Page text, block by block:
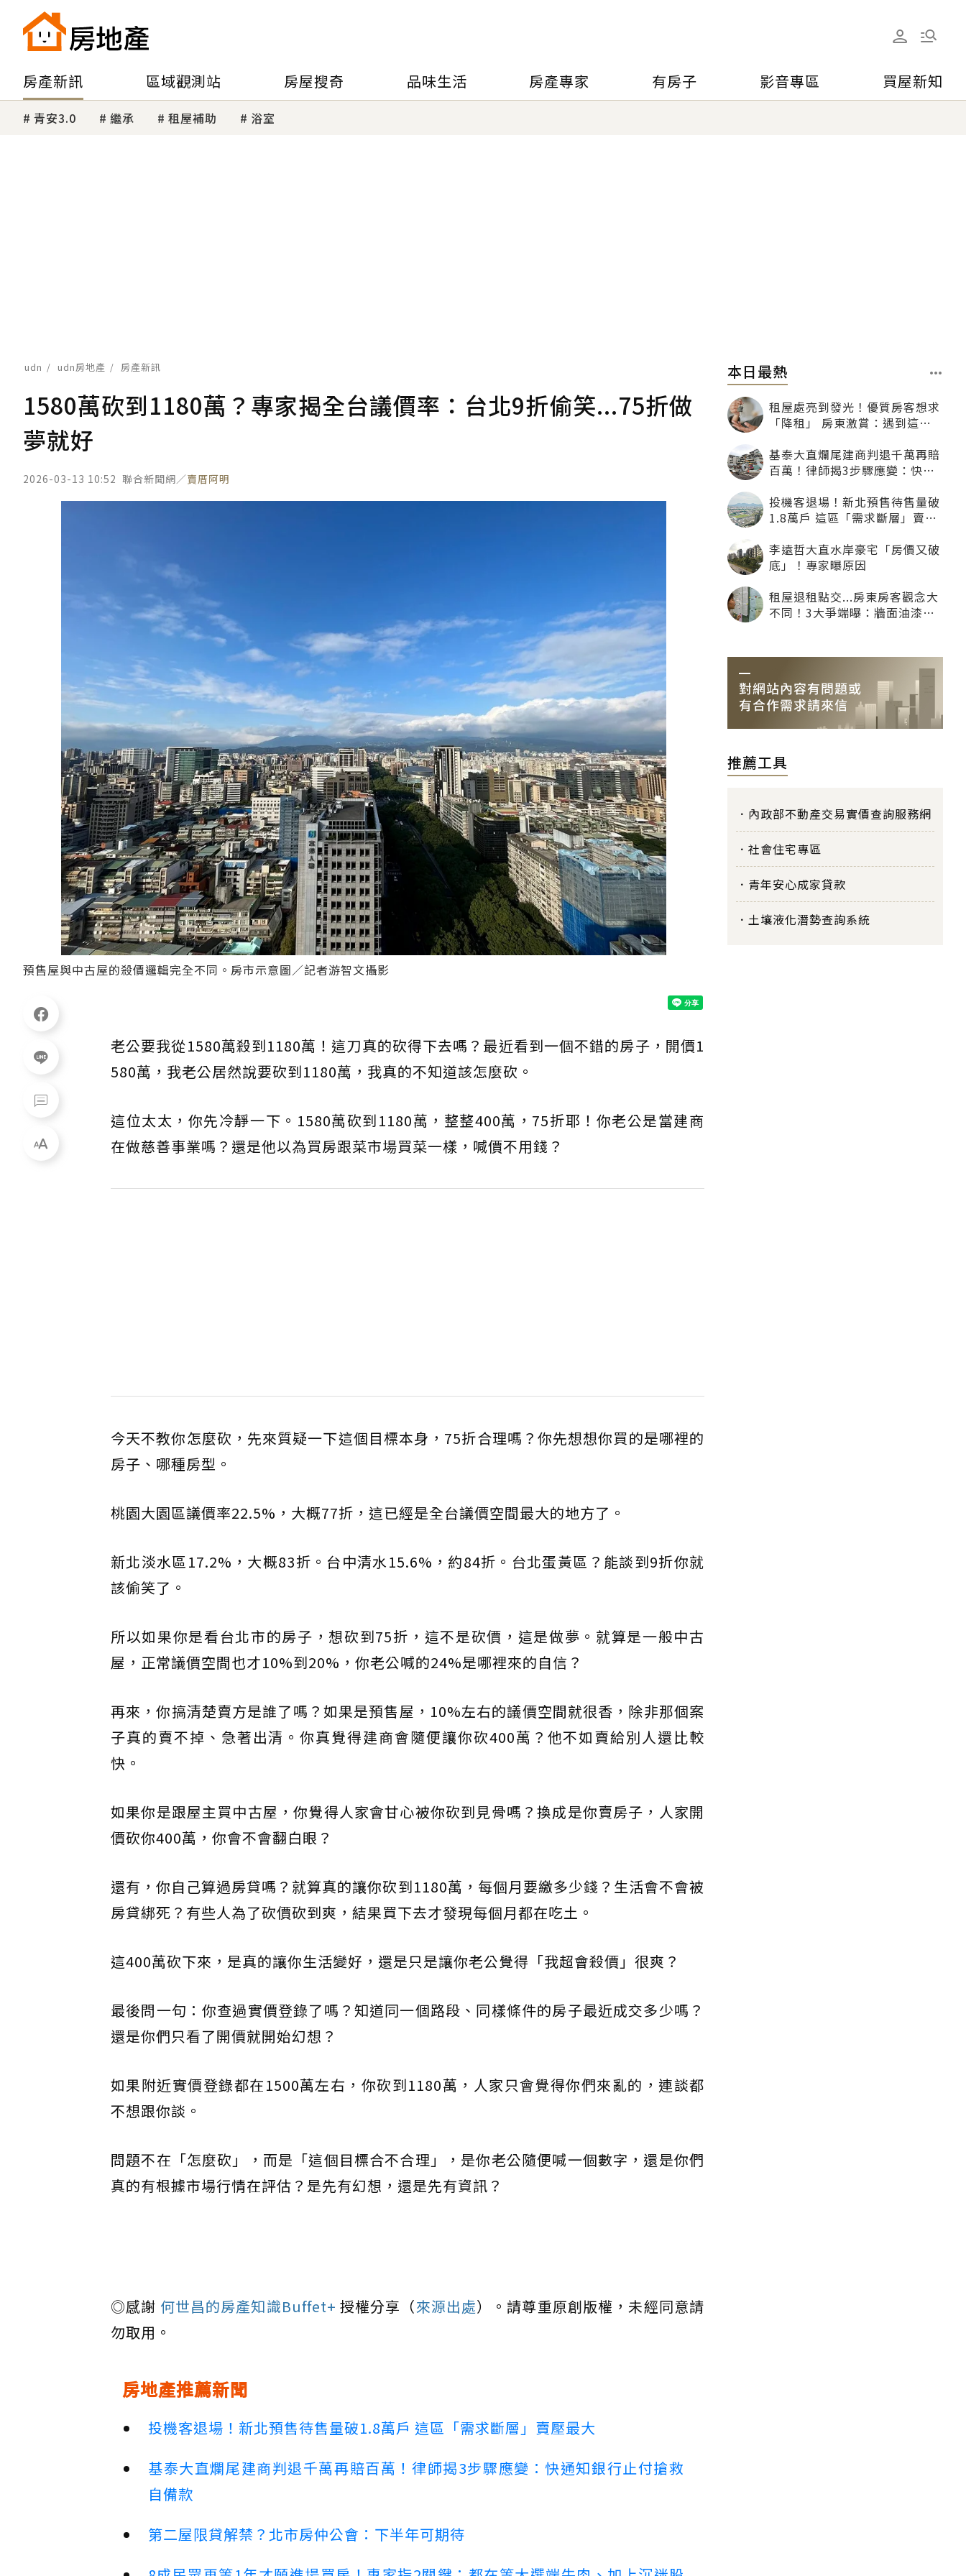
房產新訊 區域觀測站 房屋搜奇 品味生活 房產專家 有房子 影音專區 買屋新知
青安3.0 繼承 租屋補助 浴室
udn udn房地產 房產新訊
1580萬砍到1180萬？專家揭全台議價率：台北9折偷笑...75折做
夢就好
2026-03-13 10:52 聯合新聞網／賣厝阿明
預售屋與中古屋的殺價邏輯完全不同。房市示意圖／記者游智文攝影
老公要我從1580萬殺到1180萬！這刀真的砍得下去嗎？最近看到一個不錯的房子，開價1
580萬，我老公居然說要砍到1180萬，我真的不知道該怎麼砍。
這位太太，你先冷靜一下。1580萬砍到1180萬，整整400萬，75折耶！你老公是當建商
在做慈善事業嗎？還是他以為買房跟菜市場買菜一樣，喊價不用錢？
今天不教你怎麼砍，先來質疑一下這個目標本身，75折合理嗎？你先想想你買的是哪裡的
房子、哪種房型。
桃園大園區議價率22.5%，大概77折，這已經是全台議價空間最大的地方了。
新北淡水區17.2%，大概83折。台中清水15.6%，約84折。台北蛋黃區？能談到9折你就
該偷笑了。
所以如果你是看台北市的房子，想砍到75折，這不是砍價，這是做夢。就算是一般中古
屋，正常議價空間也才10%到20%，你老公喊的24%是哪裡來的自信？
再來，你搞清楚賣方是誰了嗎？如果是預售屋，10%左右的議價空間就很香，除非那個案
子真的賣不掉、急著出清。你真覺得建商會隨便讓你砍400萬？他不如賣給別人還比較
快。
如果你是跟屋主買中古屋，你覺得人家會甘心被你砍到見骨嗎？換成是你賣房子，人家開
價砍你400萬，你會不會翻白眼？
還有，你自己算過房貸嗎？就算真的讓你砍到1180萬，每個月要繳多少錢？生活會不會被
房貸綁死？有些人為了砍價砍到爽，結果買下去才發現每個月都在吃土。
這400萬砍下來，是真的讓你生活變好，還是只是讓你老公覺得「我超會殺價」很爽？
最後問一句：你查過實價登錄了嗎？知道同一個路段、同樣條件的房子最近成交多少嗎？
還是你們只看了開價就開始幻想？
如果附近實價登錄都在1500萬左右，你砍到1180萬，人家只會覺得你們來亂的，連談都
不想跟你談。
問題不在「怎麼砍」，而是「這個目標合不合理」，是你老公隨便喊一個數字，還是你們
真的有根據市場行情在評估？是先有幻想，還是先有資訊？
◎感謝 何世昌的房產知識Buffet+ 授權分享（來源出處）。請尊重原創版權，未經同意請
勿取用。
房地產推薦新聞
投機客退場！新北預售待售量破1.8萬戶 這區「需求斷層」賣壓最大
基泰大直爛尾建商判退千萬再賠百萬！律師揭3步驟應變：快通知銀行止付搶救
自備款
第二屋限貸解禁？北市房仲公會：下半年可期待
本日最熱
租屋處亮到發光！優質房客想求
「降租」 房東激賞：遇到這種
基泰大直爛尾建商判退千萬再賠
百萬！律師揭3步驟應變：快通
投機客退場！新北預售待售量破
1.8萬戶 這區「需求斷層」賣壓
李遠哲大直水岸豪宅「房價又破
底」！專家曝原因
租屋退租點交...房東房客觀念大
不同！3大爭端曝：牆面油漆、
推薦工具
內政部不動產交易實價查詢服務網
社會住宅專區
青年安心成家貸款
土壤液化潛勢查詢系統